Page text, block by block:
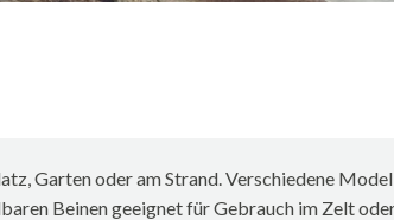
Garten oder am Strand. Verschiedene
Beinen geeignet für Gebrauch im Zelt